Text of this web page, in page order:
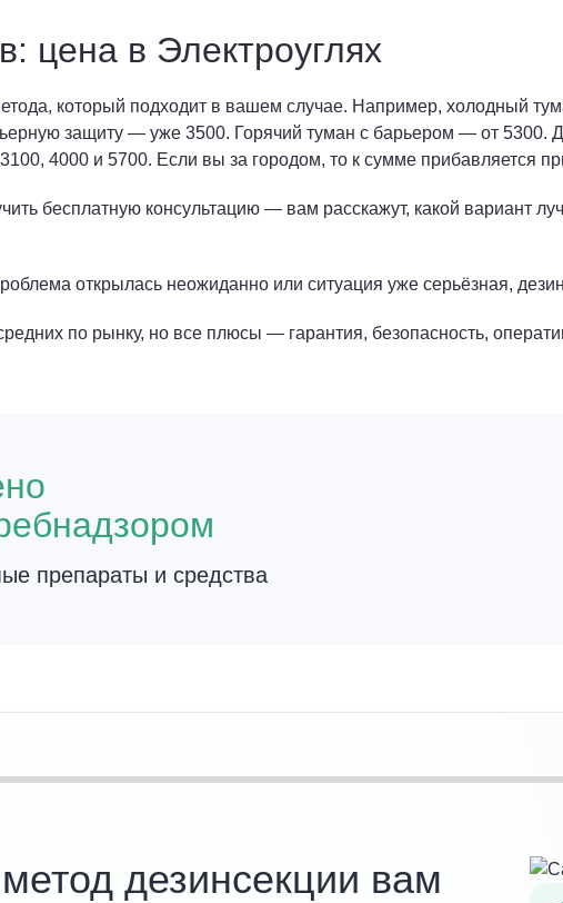
цена в Электроуглях
который подходит в вашем случае. Например, холодный
защиту — уже 3500. Горячий туман с барьером — от 5300.
4000 и 5700. Если вы за городом, то к сумме прибавляется
бесплатную консультацию — вам расскажут, какой вариант
открылась неожиданно или ситуация уже серьёзная,
по рынку, но все плюсы — гарантия, безопасность,
препараты и средства
дезинсекции вам